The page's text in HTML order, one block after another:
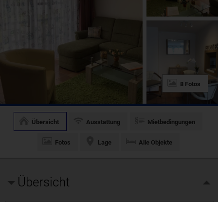
8 Fotos
Übersicht Ausstattung Mietbedingungen
Fotos Lage Alle Objekte
Übersicht